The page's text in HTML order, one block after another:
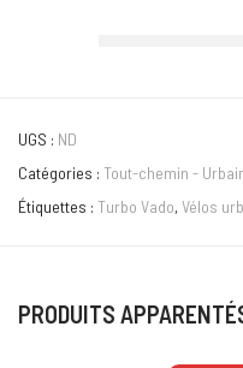
UGS : ND
Catégories : Tout-chemin -
Étiquettes : Turbo Vado, Vélos
PRODUITS